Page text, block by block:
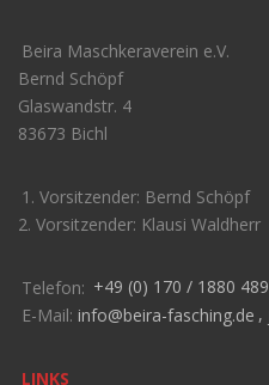
Beira Maschkeraverein e.V.
Bernd Schöpf
Glaswandstr. 4
83673 Bichl
1. Vorsitzender: Bernd Schöpf
2. Vorsitzender: Klausi Waldherr
Telefon: +49 (0) 170 / 1880 489
E-Mail: info@beira-fasching.de ,
LINKS